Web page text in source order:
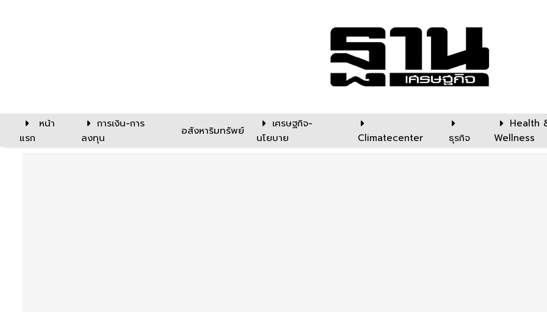
หน้า
แรก
การเงิน-การ
ลงทุน
อสังหาริมทรัพย์
เศรษฐกิจ-
นโยบาย
Climatecenter ธุรกิจ
Health
Wellness